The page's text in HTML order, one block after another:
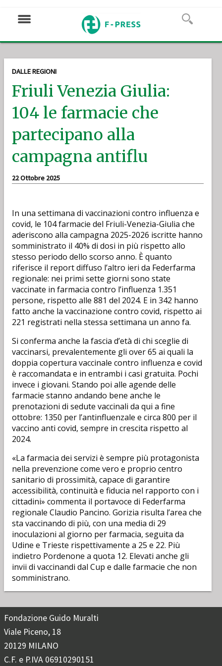
DALLE REGIONI
Friuli Venezia Giulia:
104 le farmacie che
partecipano alla
campagna antiflu
22 Ottobre 2025
In una settimana di vaccinazioni contro influenza e
covid, le 104 farmacie del Friuli-Venezia-Giulia che
aderiscono alla campagna 2025-2026 iscritte hanno
somministrato il 40% di dosi in più rispetto allo
stesso periodo dello scorso anno. È quanto
riferisce il report diffuso l’altro ieri da Federfarma
regionale: nei primi sette giorni sono state
vaccinate in farmacia contro l’influenza 1.351
persone, rispetto alle 881 del 2024. E in 342 hanno
fatto anche la vaccinazione contro covid, rispetto ai
221 registrati nella stessa settimana un anno fa.
Si conferma anche la fascia d’età di chi sceglie di
vaccinarsi, prevalentemente gli over 65 ai quali la
doppia copertura vaccinale contro influenza e covid
è raccomandata e in entrambi i casi gratuita. Pochi
invece i giovani. Stando poi alle agende delle
farmacie stanno andando bene anche le
prenotazioni di sedute vaccinali da qui a fine
ottobre: 1350 per l’antinfluenzale e circa 800 per il
vaccino anti covid, sempre in crescita rispetto al
2024.
«La farmacia dei servizi è sempre più protagonista
nella prevenzione come vero e proprio centro
sanitario di prossimità, capace di garantire
accessibilità, continuità e fiducia nel rapporto con i
cittadini» commenta il portavoce di Federfarma
regionale Claudio Pancino. Gorizia risulta l’area che
sta vaccinando di più, con una media di 29
inoculazioni al giorno per farmacia, seguita da
Udine e Trieste rispettivamente a 25 e 22. Più
indietro Pordenone a quota 12. Elevati anche gli
invii di vaccinandi dal Cup e dalle farmacie che non
somministrano.
Fondazione Guido Muralti
Viale Piceno, 18
20129 MILANO
C.F. e P.IVA 06910290151